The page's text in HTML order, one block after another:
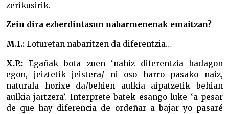
zerikusirik.
Zein dira ezberdintasun nabarmenenak emaitzan?
M.I.: Loturetan nabaritzen da diferentzia…
X.P.: Egañak bota zuen ‘nahiz diferentzia badagon
egon, jeiztetik jeistera/ ni oso harro pasako naiz,
naturala horixe da/behien aulkia aipatzetik behian
aulkia jartzera’. Interprete batek esango luke ‘a pesar
de que hay diferencia de ordeñar a bajar yo pasaré